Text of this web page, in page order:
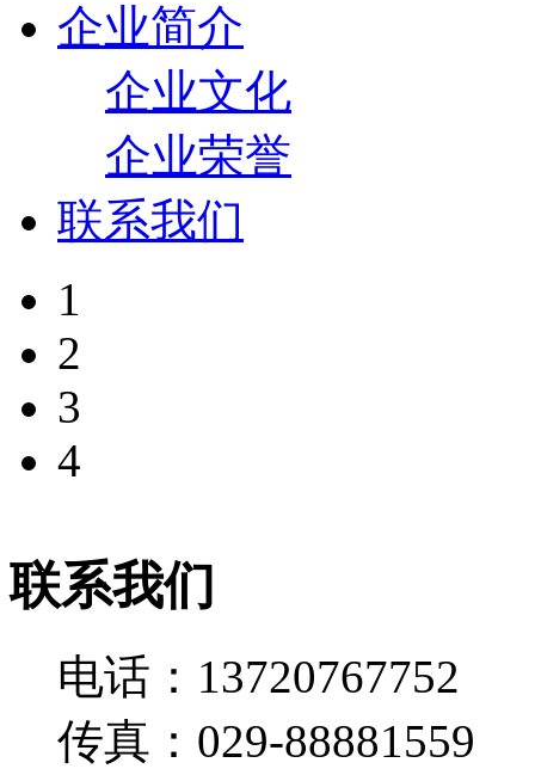
企业简介
企业文化
企业荣誉
联系我们
1
2
3
4
联系我们
电话：13720767752
传真：029-88881559